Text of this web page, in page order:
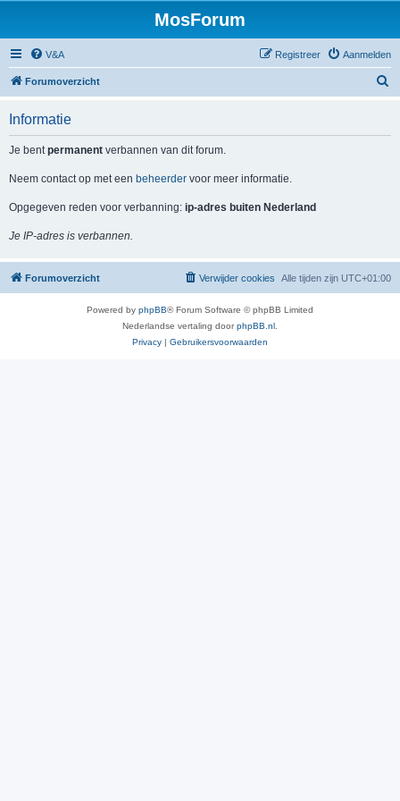
MosForum
V&A Aanmelden
Registreer
Forumoverzicht
Informatie
Je bentpermanent verbannen van dit forum.
Neem contact op met een beheerder voor meer informatie.
Opgegeven reden voor verbanning: ip-adres buiten Nederland
Je IP-adres is verbannen.
Forumoverzicht Alle tijden zijn UTC+01:00
Verwijder cookies
Powered by phpBB® Forum Software © phpBB Limited
Nederlandse vertaling doorphpBB.nl
Privacy | Gebruikersvoorwaarden